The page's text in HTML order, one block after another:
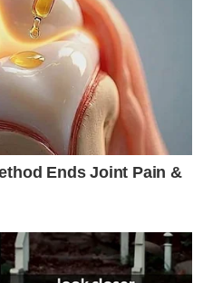
Ends Joint Pain &